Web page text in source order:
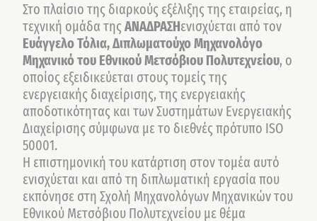
Στο πλαίσιο της διαρκούς εξέλιξης της εταιρείας, η
τεχνική ομάδα τηςΑΝΑΔΡΑΣΗενισχύεται από τον
Ευάγγελο Τόλια, Διπλωματούχο Μηχανολόγο
Μηχανικό του Εθνικού Μετσόβιου Πολυτεχνείου, ο
οποίος εξειδικεύεται στους τομείς της
ενεργειακής διαχείρισης, της ενεργειακής
αποδοτικότητας και των Συστημάτων Ενεργειακής
Διαχείρισης σύμφωνα με το διεθνές πρότυπο ISO
50001.
Η επιστημονική του κατάρτιση στον τομέα αυτό
ενισχύεται και από τη διπλωματική εργασία που
εκπόνησε στη Σχολή Μηχανολόγων Μηχανικών του
Εθνικού Μετσόβιου Πολυτεχνείου με θέμα